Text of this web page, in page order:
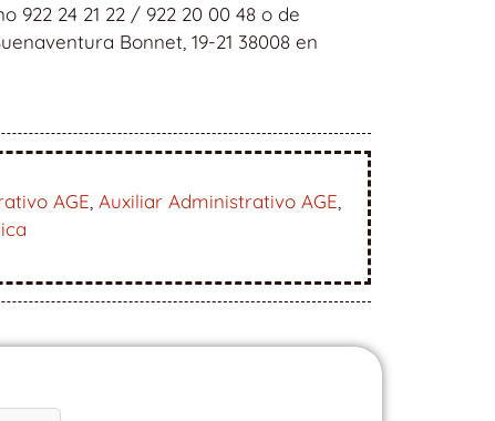
24 21 22 / 922 20 00 48 o de
Bonnet, 19-21 38008 en
AGE Auxiliar Administrativo AGE